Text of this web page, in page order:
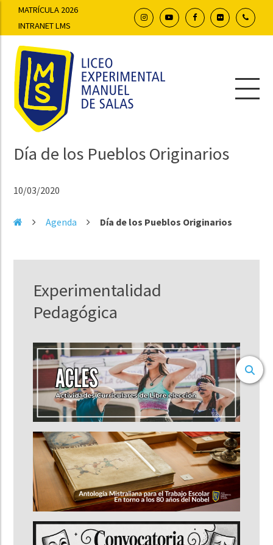
MATRÍCULA 2026
INTRANET LMS
Día de los Pueblos Originarios
10/03/2020
Agenda Día de los Pueblos Originarios
Experimentalidad
Pedagógica